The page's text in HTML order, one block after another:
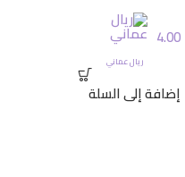
4.00
ريال عماني
إضافة إلى السلة